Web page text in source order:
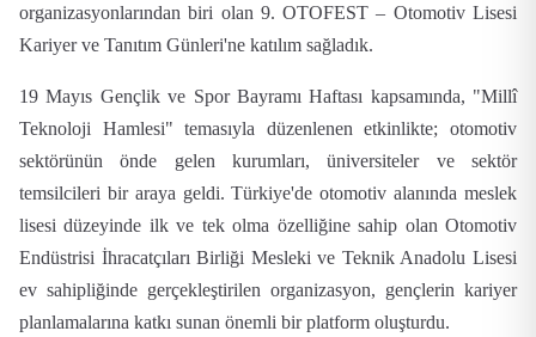
organizasyonlarından biri olan 9. OTOFEST – Otomotiv Lisesi
Kariyer ve Tanıtım Günleri'ne katılım sağladık.
19 Mayıs Gençlik ve Spor Bayramı Haftası kapsamında, "Millî
Teknoloji Hamlesi" temasıyla düzenlenen etkinlikte; otomotiv
sektörünün önde gelen kurumları, üniversiteler ve sektör
temsilcileri bir araya geldi. Türkiye'de otomotiv alanında meslek
lisesi düzeyinde ilk ve tek olma özelliğine sahip olan Otomotiv
Endüstrisi İhracatçıları Birliği Mesleki ve Teknik Anadolu Lisesi
ev sahipliğinde gerçekleştirilen organizasyon, gençlerin kariyer
planlamalarına katkı sunan önemli bir platform oluşturdu.